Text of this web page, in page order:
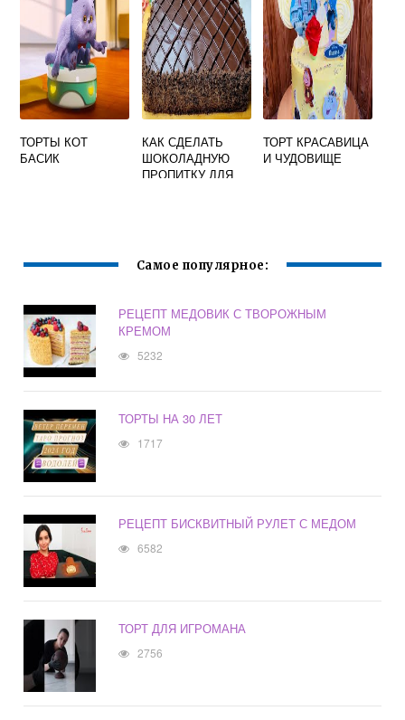
ТОРТЫ КОТ
БАСИК
КАК СДЕЛАТЬ
ШОКОЛАДНУЮ
ПРОПИТКУ ДЛЯ
ТОРТ КРАСАВИЦА
И ЧУДОВИЩЕ
Самое популярное:
РЕЦЕПТ МЕДОВИК С ТВОРОЖНЫМ
КРЕМОМ
5232
ТОРТЫ НА 30 ЛЕТ
1717
РЕЦЕПТ БИСКВИТНЫЙ РУЛЕТ С МЕДОМ
6582
ТОРТ ДЛЯ ИГРОМАНА
2756